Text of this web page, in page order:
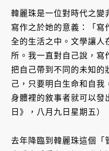
韓麗珠是一位對時代之變
寫作之於她的意義：「寫
全的生活之中。文學讓人
所。我一直對自己說，寫
把自己帶到不同的未知的
己，只要明白生命和自我
身體裡的敘事者就可以發
日》，八月九日星期五）
去年降臨到韓麗珠這個「